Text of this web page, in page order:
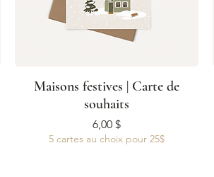
Maisons festives | Carte de
souhaits
Prix
6,00 $
5 cartes au choix pour 25$